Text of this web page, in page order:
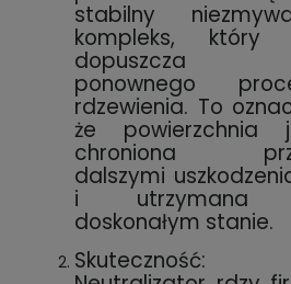
stabilny
kompleks, który
dopuszcza
ponownego
rdzewienia. To
że powierzchnia
chroniona
dalszymi
i utrzymana
doskonałym stanie.
Skuteczność: